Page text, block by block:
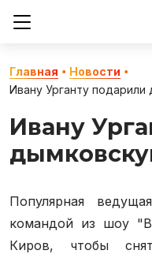
Главная
Новости
Ивану Урганту
Ивану
Популярная
командой из шоу
Киров, чтобы